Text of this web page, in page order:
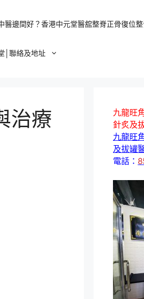
醫邊間好？香港中元堂醫舘整脊正骨復位
│聯絡及地址
治療
九龍旺
針炙及
九龍旺
及拔罐
電話：